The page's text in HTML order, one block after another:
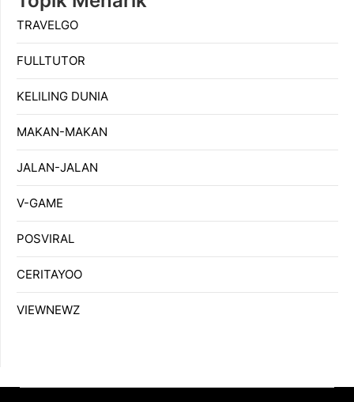
TRAVELGO
FULLTUTOR
KELILING DUNIA
MAKAN-MAKAN
JALAN-JALAN
V-GAME
POSVIRAL
CERITAYOO
VIEWNEWZ